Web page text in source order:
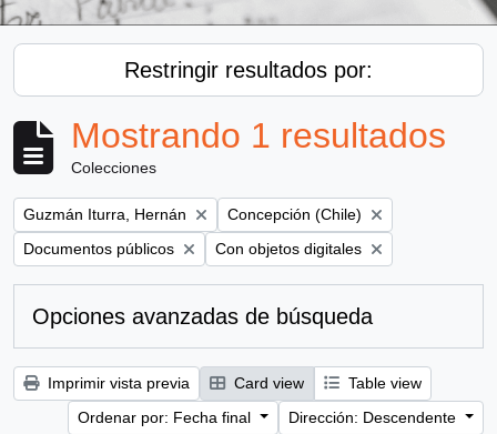
Restringir resultados por:
Mostrando 1 resultados
Colecciones
Remove filter:
Guzmán Iturra, Hernán Remove filter:
Concepción (Chile)
Remove filter:
Documentos públicos Remove filter:
Con objetos digitales
Opciones avanzadas de búsqueda
Imprimir vista previa Card view
Table view
Ordenar por: Fecha final
Dirección: Descendente